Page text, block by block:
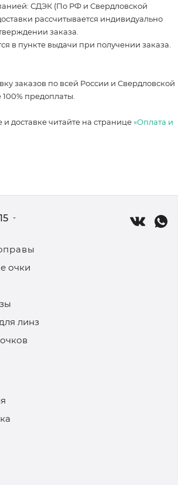
СДЭК (По РФ и Свердловской
рассчитывается индивидуально
заказа.
в пункте выдачи при получении заказа.
заказов по всей России и Свердловской
предоплаты.
доставке читайте на странице«Оплата и
очки
линз